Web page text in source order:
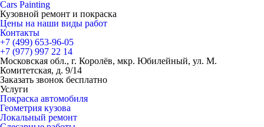
Cars Painting
Кузовной ремонт и покраска
Цены на наши виды работ
Контакты
+7 (499) 653-96-05
+7 (977) 997 22 14
Московская обл., г. Королёв, мкр. Юбилейный, ул. М.
Комитетская, д. 9/14
Заказать звонок бесплатно
Услуги
Покраска автомобиля
Геометрия кузова
Локальный ремонт